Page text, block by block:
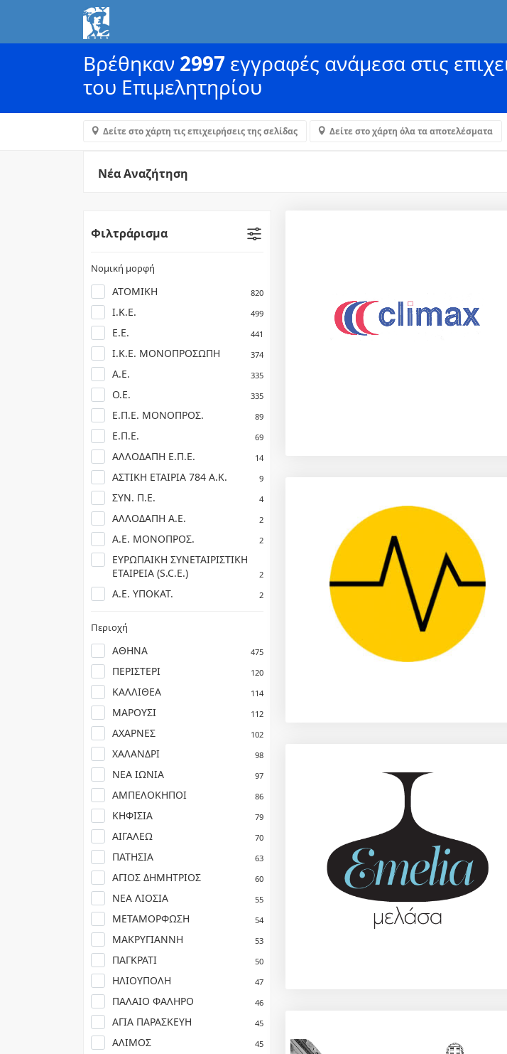
Βρέθηκαν 2997 εγγραφές ανάμεσα στις
του Επιμελητηρίου
Δείτε στο χάρτη τις επιχειρήσεις της σελίδας Δείτε στο χάρτη όλα τα αποτελέσματα
Νέα Αναζήτηση
Φιλτράρισμα
Νομική μορφή
ΑΤΟΜΙΚΗ 820
Ι.Κ.Ε. 499
Ε.Ε. 441
Ι.Κ.Ε. ΜΟΝΟΠΡΟΣΩΠΗ 374
Α.Ε. 335
Ο.Ε. 335
Ε.Π.Ε. ΜΟΝΟΠΡΟΣ. 89
Ε.Π.Ε. 69
ΑΛΛΟΔΑΠΗ Ε.Π.Ε. 14
ΑΣΤΙΚΗ ΕΤΑΙΡΙΑ 784 Α.Κ. 9
ΣΥΝ. Π.Ε. 4
ΑΛΛΟΔΑΠΗ Α.Ε. 2
Α.Ε. ΜΟΝΟΠΡΟΣ. 2
ΕΥΡΩΠΑΙΚΗ ΣΥΝΕΤΑΙΡΙΣΤΙΚΗ
ΕΤΑΙΡΕΙΑ (S.C.E.)
2
Α.Ε. ΥΠΟΚΑΤ. 2
Περιοχή
ΑΘΗΝΑ 475
ΠΕΡΙΣΤΕΡΙ 120
ΚΑΛΛΙΘΕΑ 114
ΜΑΡΟΥΣΙ 112
ΑΧΑΡΝΕΣ 102
ΧΑΛΑΝΔΡΙ 98
ΝΕΑ ΙΩΝΙΑ 97
ΑΜΠΕΛΟΚΗΠΟΙ 86
ΚΗΦΙΣΙΑ 79
ΑΙΓΑΛΕΩ 70
ΠΑΤΗΣΙΑ 63
ΑΓΙΟΣ ΔΗΜΗΤΡΙΟΣ 60
ΝΕΑ ΛΙΟΣΙΑ 55
ΜΕΤΑΜΟΡΦΩΣΗ 54
ΜΑΚΡΥΓΙΑΝΝΗ 53
ΠΑΓΚΡΑΤΙ 50
ΗΛΙΟΥΠΟΛΗ 47
ΠΑΛΑΙΟ ΦΑΛΗΡΟ 46
ΑΓΙΑ ΠΑΡΑΣΚΕΥΗ 45
ΑΛΙΜΟΣ 45